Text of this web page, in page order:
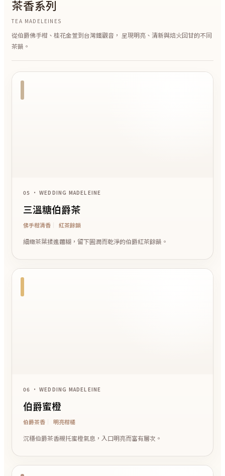
茶香系列
TEA MADELEINES
從伯爵佛手柑、桂花金萱到台灣鐵觀音， 呈現明亮、清新與焙火回甘的不同
茶韻。
05 • WEDDING MADELEINE
三溫糖伯爵茶
佛手柑清香 紅茶餘韻
細緻茶葉揉進麵糊，留下圓潤而乾淨的伯爵紅茶餘韻。
06 • WEDDING MADELEINE
伯爵蜜橙
伯爵茶香 明亮柑橘
沉穩伯爵茶香襯托蜜橙氣息，入口明亮而富有層次。